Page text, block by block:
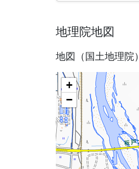
地理院地図
地図（国土地理院）
+
−